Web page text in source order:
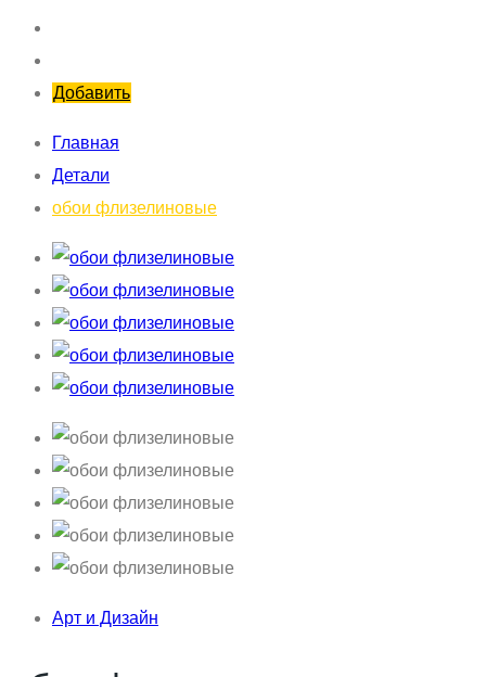
Добавить
Главная
Детали
обои флизелиновые
Арт и Дизайн